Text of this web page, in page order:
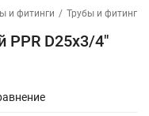
и фитинги / Трубы и фитинги
PPR D25х3/4"